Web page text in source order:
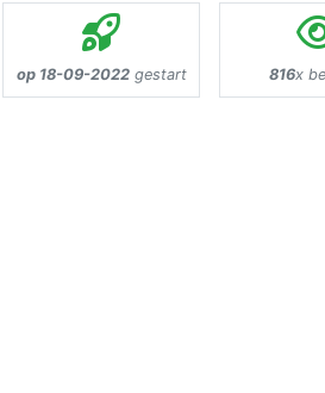
op 18-09-2022gestart 816x